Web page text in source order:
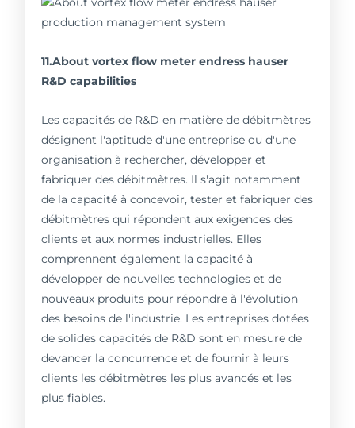
11.About vortex flow meter endress hauser
R&D capabilities
Les capacités de R&D en matière de débitmètres
désignent l'aptitude d'une entreprise ou d'une
organisation à rechercher, développer et
fabriquer des débitmètres. Il s'agit notamment
de la capacité à concevoir, tester et fabriquer des
débitmètres qui répondent aux exigences des
clients et aux normes industrielles. Elles
comprennent également la capacité à
développer de nouvelles technologies et de
nouveaux produits pour répondre à l'évolution
des besoins de l'industrie. Les entreprises dotées
de solides capacités de R&D sont en mesure de
devancer la concurrence et de fournir à leurs
clients les débitmètres les plus avancés et les
plus fiables.